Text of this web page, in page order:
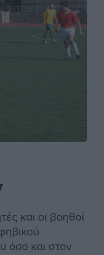
και οι βοηθοί
όσο και στον